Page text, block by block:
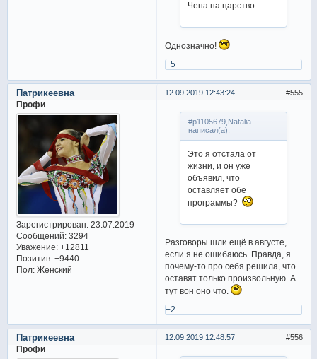
Чена на царство
Однозначно!
+5
555
12.09.2019 12:43:24
Патрикеевна
Профи
Зарегистрирован: 23.07.2019
Сообщений:3294
Уважение: +12811
Позитив: +9440
Пол:Женский
#p1105679,Natalia
написал(а):
Это я отстала от
жизни, и он уже
объявил, что
оставляет обе
программы?
Разговоры шли ещё в августе,
если я не ошибаюсь. Правда, я
почему-то про себя решила, что
оставят только произвольную. А
тут вон оно что.
+2
556
12.09.2019 12:48:57
Патрикеевна
Профи